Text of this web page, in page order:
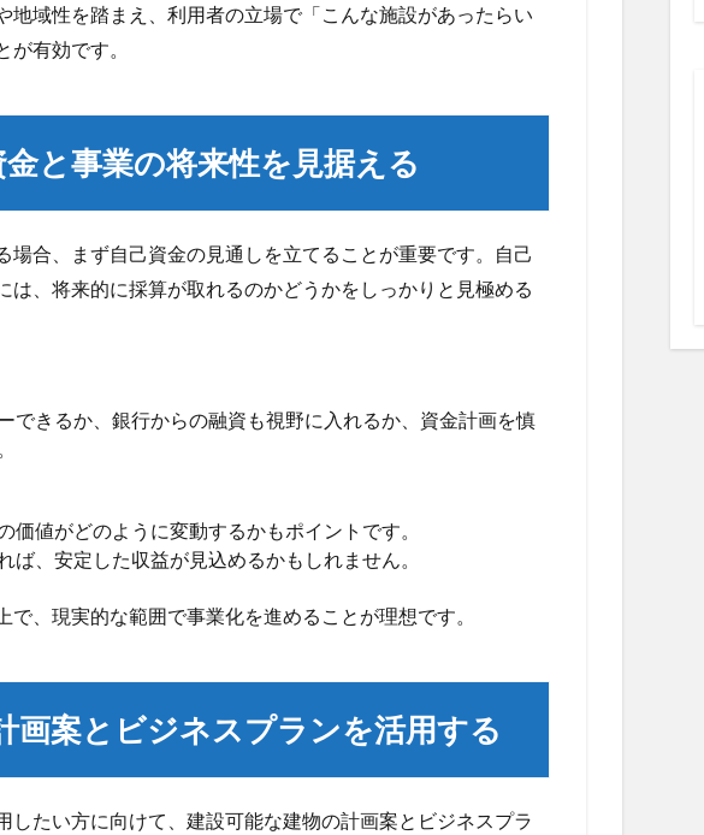
地域性を踏まえ、利用者の立場で「こんな施設があったらい
有効です。
金と事業の将来性を見据える
場合、まず自己資金の見通しを立てることが重要です。自己
は、将来的に採算が取れるのかどうかをしっかりと見極める
できるか、銀行からの融資も視野に入れるか、資金計画を慎
価値がどのように変動するかもポイントです。
ば、安定した収益が見込めるかもしれません。
で、現実的な範囲で事業化を進めることが理想です。
画案とビジネスプランを活用する
したい方に向けて、建設可能な建物の計画案とビジネスプラ